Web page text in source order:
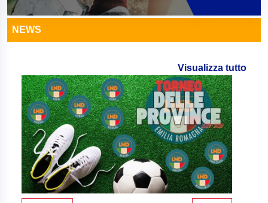
NEWS
Visualizza tutto